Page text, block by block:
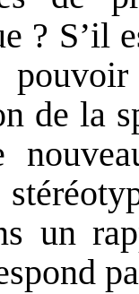
? S’il
de la
un